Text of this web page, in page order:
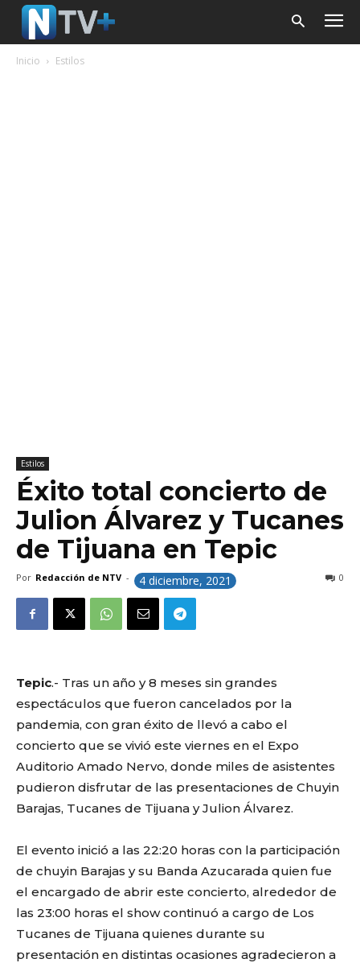
Inicio Estilos
Estilos
Éxito total concierto de
Julion Álvarez y Tucanes
de Tijuana en Tepic
Por Redacción de NTV - 4 diciembre, 2021 0
Tepic.- Tras un año y 8 meses sin grandes
espectáculos que fueron cancelados por la
pandemia, con gran éxito de llevó a cabo el
concierto que se vivió este viernes en el Expo
Auditorio Amado Nervo, donde miles de asistentes
pudieron disfrutar de las presentaciones de Chuyin
Barajas, Tucanes de Tijuana y Julion Álvarez.
El evento inició a las 22:20 horas con la participación
de chuyin Barajas y su Banda Azucarada quien fue
el encargado de abrir este concierto, alrededor de
las 23:00 horas el show continuó a cargo de Los
Tucanes de Tijuana quienes durante su
presentación en distintas ocasiones agradecieron a